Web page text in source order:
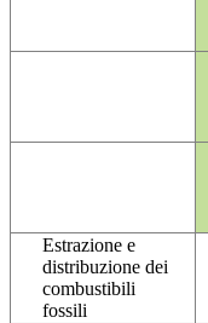
Estrazione e
distribuzione dei
combustibili
fossili